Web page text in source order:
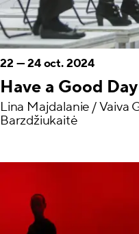
Have a Good
22 —24 oct. 2024
Lina Majdalanie / Vaiva
Barzdžiukaitė